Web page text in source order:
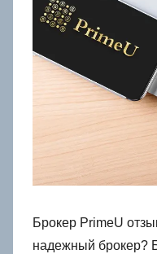
Брокер PrimeU
надежный брокер?